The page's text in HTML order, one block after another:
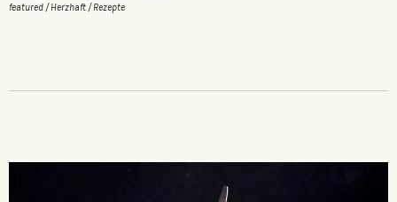
featured /Herzhaft /Rezepte